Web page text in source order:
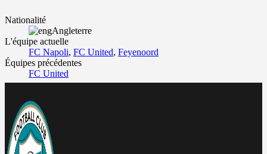
Nationalité
Angleterre
L'équipe actuelle
FC Napoli, FC United, Feyenoord
Équipes précédentes
FC United